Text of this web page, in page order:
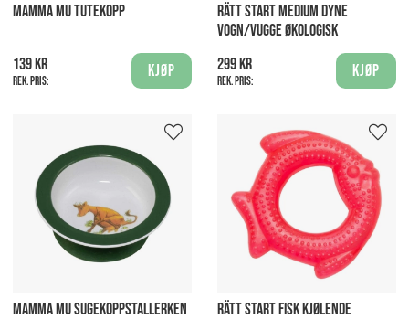
MAMMA MU TUTEKOPP
139 kr
Rek. pris:
Kjøp
RÄTT START MEDIUM DYNE
VOGN/VUGGE ØKOLOGISK
299 kr
Rek. pris:
Kjøp
MAMMA MU SUGEKOPPSTALLERKEN
RÄTT START FISK KJØLENDE